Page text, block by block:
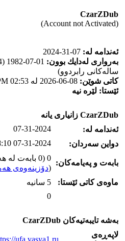
CzarZDub
(Account not Activated)
ئه‌ندامه‌ له‌:
به‌رواری له‌دایك بوون:
ساله‌كانی رابردوو)
كاتی شوێن:
ئێستا: لێره‌ نیه‌
CzarZDub زانیاری یانه‌
ئه‌ندامه‌ له‌:
07-31-2024
دواین سه‌ردان:
07-31-2024 08:10 PM
بابه‌ت و په‌یامه‌کان:
0 (0 بابه‌ت له‌ هه‌رۆژێك | 0 له‌ هه‌موو بابه‌ته‌كان)
(دۆزینه‌وه‌ی
ماوه‌ی كاتی ئێستا:
5 سانیه‌
0
به‌شه‌ تایبه‌تیه‌کان CzarZDub
لاپه‌ڕه‌ی
ufa.vasya1.ru/